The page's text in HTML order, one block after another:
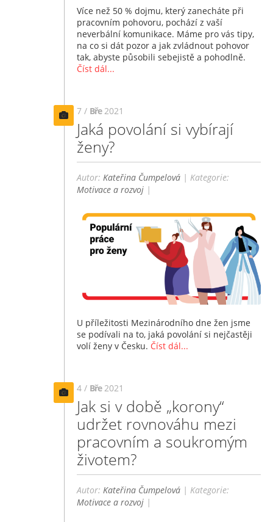
Více než 50 % dojmu, který zanecháte při
pracovním pohovoru, pochází z vaší
neverbální komunikace. Máme pro vás tipy,
na co si dát pozor a jak zvládnout pohovor
tak, abyste působili sebejistě a pohodlně.
Číst dál...
7 / Bře 2021
Jaká povolání si vybírají
ženy?
Autor:Kateřina Čumpelová | Kategorie:
Motivace a rozvoj |
U příležitosti Mezinárodního dne žen jsme
se podívali na to, jaká povolání si nejčastěji
volí ženy v Česku. Číst dál...
4 / Bře 2021
Jak si v době „korony“
udržet rovnováhu mezi
pracovním a soukromým
životem?
Autor:Kateřina Čumpelová | Kategorie:
Motivace a rozvoj |